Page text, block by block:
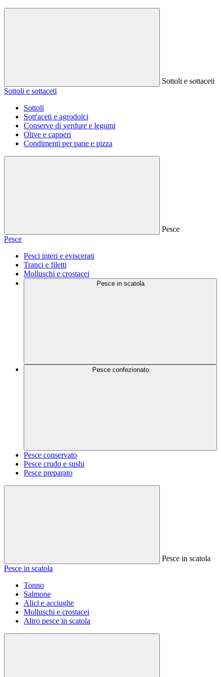
Sottoli e sottaceti
Sottoli e sottaceti
Sottoli
Sott'aceti e agrodolci
Conserve di verdure e legumi
Olive e capperi
Condimenti per pane e pizza
Pesce
Pesce
Pesci interi e eviscerati
Tranci e filetti
Molluschi e crostacei
Pesce in scatola
Pesce confezionato
Pesce conservato
Pesce crudo e sushi
Pesce preparato
Pesce in scatola
Pesce in scatola
Tonno
Salmone
Alici e acciughe
Molluschi e crostacei
Altro pesce in scatola